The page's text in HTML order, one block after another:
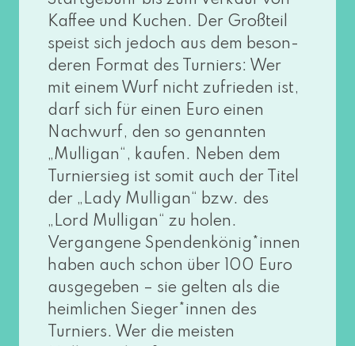
Kaffee und Kuchen. Der Großteil
speist sich jedoch aus dem beson­
de­ren Format des Turniers: Wer
mit einem Wurf nicht zufrie­den ist,
darf sich für einen Euro einen
Nachwurf, den so genann­ten
„Mulligan“, kau­fen. Neben dem
Turniersieg ist somit auch der Titel
der „Lady Mulligan“ bzw. des
„Lord Mulligan“ zu holen.
Vergangene Spendenkönig*innen
haben auch schon über 100 Euro
aus­ge­ge­ben – sie gel­ten als die
heim­li­chen Sieger*innen des
Turniers. Wer die meis­ten